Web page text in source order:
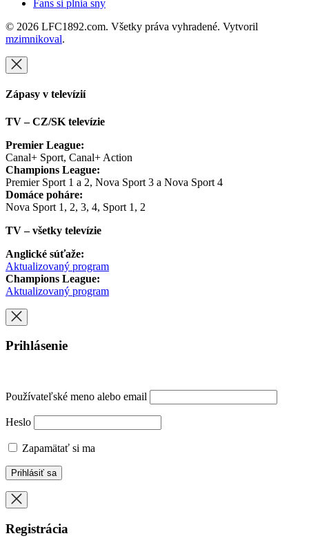
Fans si plnia sny
© 2026 LFC1892.com. Všetky práva vyhradené. Vytvoril
mzimnikoval.
Zápasy v televízií
TV – CZ/SK televízie
Premier League:
Canal+ Sport, Canal+ Action
Champions League:
Premier Sport 1 a 2, Nova Sport 3 a Nova Sport 4
Domáce poháre:
Nova Sport 1, 2, 3, 4, Sport 1, 2
TV – všetky televízie
Anglické súťaže:
Aktualizovaný program
Champions League:
Aktualizovaný program
Prihlásenie
Používateľské meno alebo email
Heslo
Zapamätať si ma
Registrácia